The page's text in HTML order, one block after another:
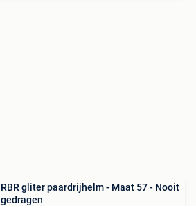
RBR gliter paardrijhelm - Maat 57 - Nooit
gedragen